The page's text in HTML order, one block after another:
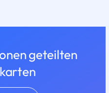
geteilten